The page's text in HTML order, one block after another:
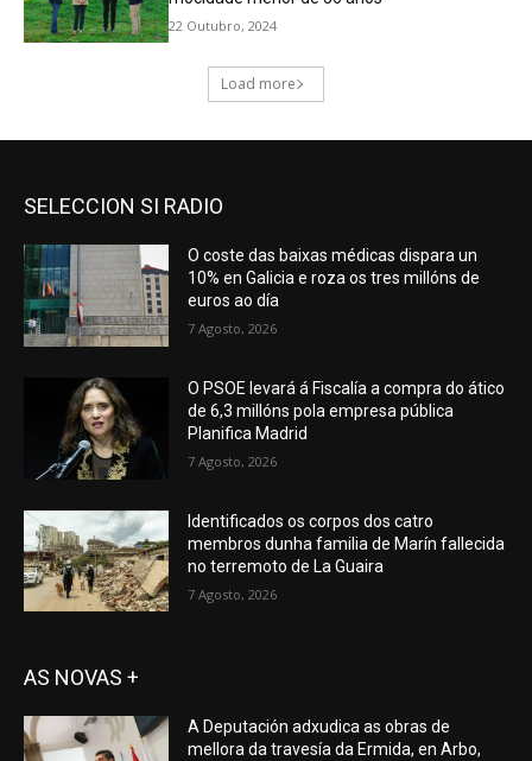
SELECCION SI RADIO
O coste das baixas médicas dispara un
10% en Galicia e roza os tres millóns de
euros ao día
7 Agosto, 2026
O PSOE levará á Fiscalía a compra do ático
de 6,3 millóns pola empresa pública
Planifica Madrid
7 Agosto, 2026
Identificados os corpos dos catro
membros dunha familia de Marín fallecida
no terremoto de La Guaira
7 Agosto, 2026
AS NOVAS +
A Deputación adxudica as obras de
mellora da travesía da Ermida, en Arbo,